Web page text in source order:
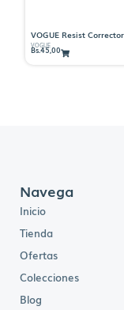
VOGUE Resist
VOGUE
Bs.45,00
Navega
Inicio
Tienda
Ofertas
Colecciones
Blog